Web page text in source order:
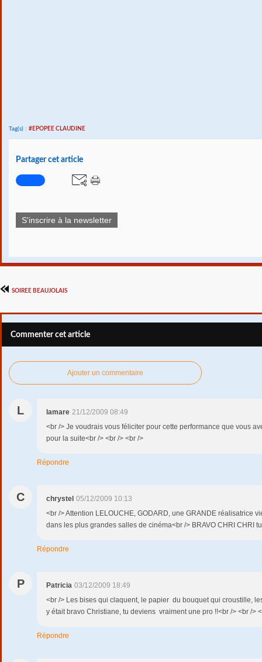
Tag(s) : #EPOPEE CLAUDINE
Partager cet article
S'inscrire à la newsletter
SOIREE BEAUJOLAIS
Commenter cet article
Ajouter un commentaire
L lamare 21/12/2009 08:49
<br /> Je voudrais vous féliciter pour cette performance que vous
pour la suite<br /> <br /> <br />
Répondre
C chrystel 05/12/2009 10:13
<br /> Attention LELOUCHE, GODARD, une GRANDE réalisatrice
dans les plus grandes salles de cinéma<br /> BRAVO CHRI CHRI
Répondre
P Patricia 03/12/2009 18:49
<br /> Les bises qui claquent, le papier du bouquet qui croustille,
y était bravo Christiane, tu deviens vraiment une pro !!<br /> <br />
Répondre